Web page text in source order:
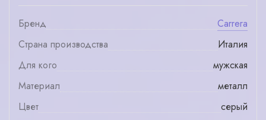
Бренд
Carrera
Страна производства
Италия
Для кого
мужская
Материал
металл
Цвет
серый